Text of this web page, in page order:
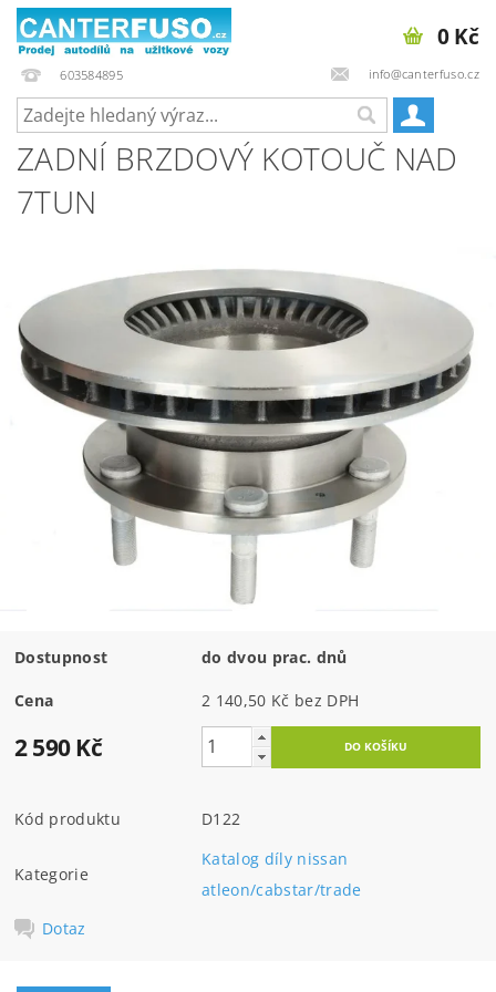
603584895 info@canterfuso.cz
0 Kč
ZADNÍ BRZDOVÝ KOTOUČ NAD
7TUN
Dostupnost do dvou prac. dnů
Cena 2 140,50 Kč bez DPH
2 590 Kč
Kód produktu D122
Kategorie
Katalog díly nissan
atleon/cabstar/trade
Dotaz